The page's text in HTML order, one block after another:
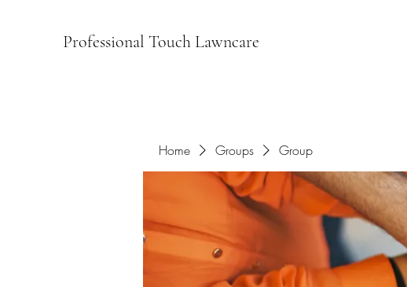
Professional Touch Lawncare
Home Groups Group